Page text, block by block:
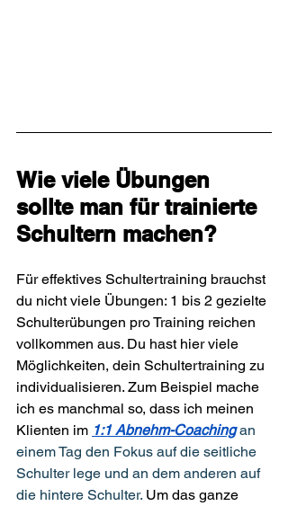
Wie viele Übungen
sollte man für trainierte
Schultern machen?
Für effektives Schultertraining brauchst
du nicht viele Übungen: 1 bis 2 gezielte
Schulterübungen pro Training reichen
vollkommen aus. Du hast hier viele
Möglichkeiten, dein Schultertraining zu
individualisieren. Zum Beispiel mache
ich es manchmal so, dass ich meinen
Klienten im 1:1 Abnehm-Coaching an
einem Tag den Fokus auf die seitliche
Schulter lege und an dem anderen auf
die hintere Schulter. Um das ganze